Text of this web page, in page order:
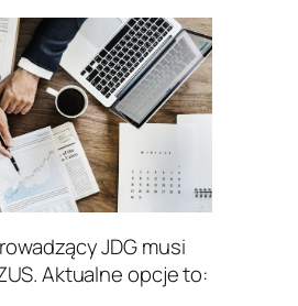
JDG musi
Aktualne opcje to: